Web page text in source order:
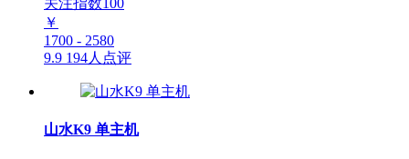
￥
1700 - 2580
9.9 194人点评
山水K9 单主机